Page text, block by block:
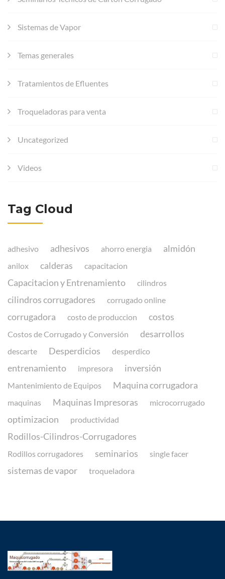
Sistemas de Vapor
Temas generales
Tratamientos de Efluentes
Troqueladoras para venta
Uncategorized
Videos
Tag Cloud
adhesivo adhesivos ahorro energia almidón
anilox calderas capacitacion
Capacitacion y Entrenamiento cilindros
cilindros corrugadores corrugado online
corrugadora costo de produccion costos
Costos de Corrugado y Conversión desarrollos
descarte Desperdicios desperdico
entrenamiento impresora inversión
Mantenimiento de Equipos Maquina corrugadora
maquinas Maquinas Impresoras microcorrugado
optimizacion productividad
Rodillos-Cilindros-Corrugadores
Rodillos corrugadores seminarios single facer
sistemas de vapor troqueladora